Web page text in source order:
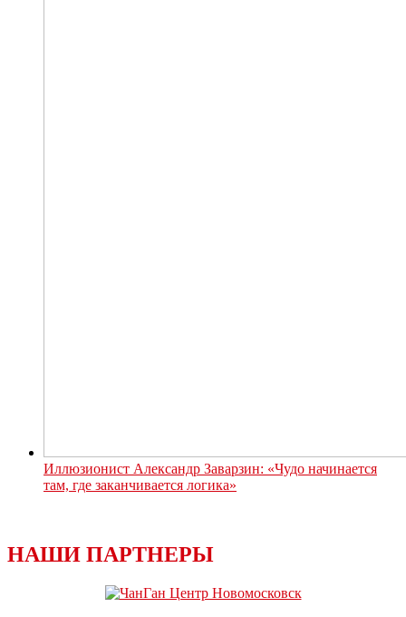
Иллюзионист Александр Заварзин: «Чудо начинается
там, где заканчивается логика»
НАШИ ПАРТНЕРЫ